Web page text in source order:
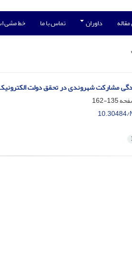
داوران تماس با ما خط مشی
مشارکت شهروندی در تحقق دولت
135-162
10.30484/